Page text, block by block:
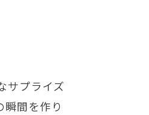
サプライズ
間を作り